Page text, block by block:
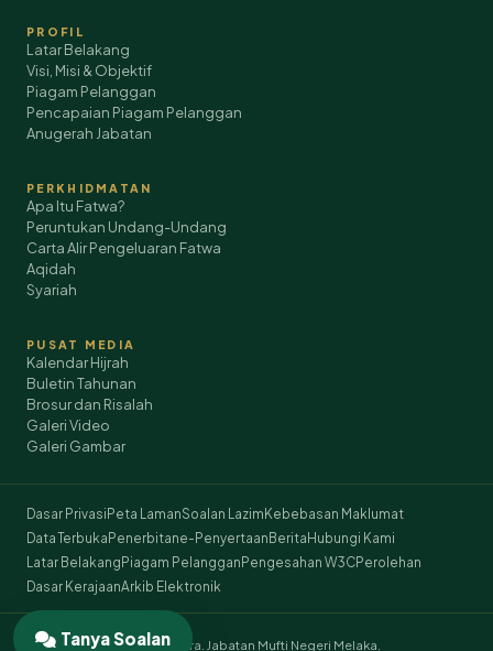
PROFIL
Latar Belakang
Visi, Misi & Objektif
Piagam Pelanggan
Pencapaian Piagam Pelanggan
Anugerah Jabatan
PERKHIDMATAN
Apa Itu Fatwa?
Peruntukan Undang-Undang
Carta Alir Pengeluaran Fatwa
Aqidah
Syariah
PUSAT MEDIA
Kalendar Hijrah
Buletin Tahunan
Brosur dan Risalah
Galeri Video
Galeri Gambar
Dasar Privasi Peta LamanSoalan Lazim Kebebasan Maklumat
Data Terbuka Penerbitane-Penyertaan Berita Hubungi Kami
Latar Belakang Piagam Pelanggan Pengesahan W3CPerolehan
Dasar KerajaanArkib Elektronik
© 2026 Hakcipta Terpelihara. Jabatan Mufti Negeri Melaka.
Tanya Soalan